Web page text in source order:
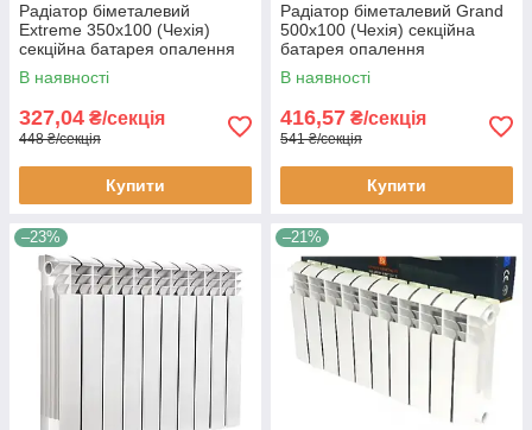
Радіатор біметалевий
Extreme 350x100 (Чехія)
секційна батарея опалення
В наявності
327,04 ₴/секція
448 ₴/секція
Купити
Радіатор біметалевий Grand
500x100 (Чехія) секційна
батарея опалення
В наявності
416,57 ₴/секція
541 ₴/секція
Купити
–23% –21%